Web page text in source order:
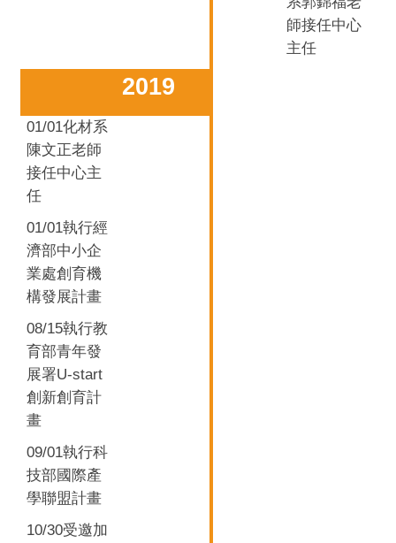
師接任中心
主任
2019
01/01化材系
陳文正老師
接任中心主
任
01/01執行經
濟部中小企
業處創育機
構發展計畫
08/15執行教
育部青年發
展署U-start
創新創育計
畫
09/01執行科
技部國際產
學聯盟計畫
10/30受邀加